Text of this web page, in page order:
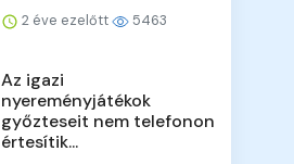
2 éve ezelőtt 5463
Az igazi
nyereményjátékok
győzteseit nem telefonon
értesítik...